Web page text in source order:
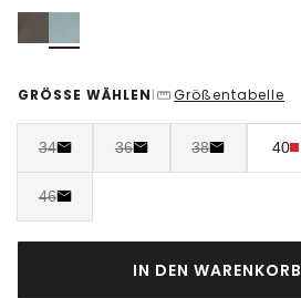
GRÖSSE WÄHLEN | Größentabelle
34 36 38 40
46
IN DEN WARENKORB